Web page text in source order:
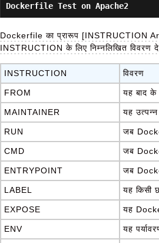
Dockerfile Test on Apache2
Dockerfile का प्रारूप [INSTRUCTION
INSTRUCTION के लिए निम्नलिखित विवरण
INSTRUCTION विवरण
FROM यह बाद के
MAINTAINER यह
RUN जब
CMD जब
ENTRYPOINT जब
LABEL यह किसी
EXPOSE यह
ENV यह